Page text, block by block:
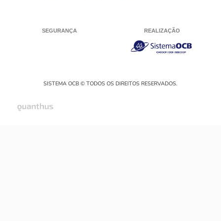
SEGURANÇA REALIZAÇÃO
SISTEMA OCB © TODOS OS DIREITOS RESERVADOS.